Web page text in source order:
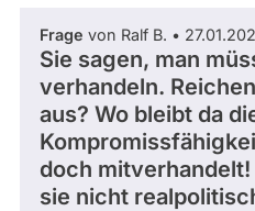
Frage von Ralf B. •
Sie sagen, man
verhandeln.
aus? Wo bleibt da
doch
sie nicht